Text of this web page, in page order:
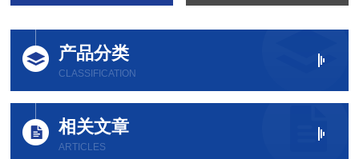
产品分类
CLASSIFICATION
相关文章
ARTICLES